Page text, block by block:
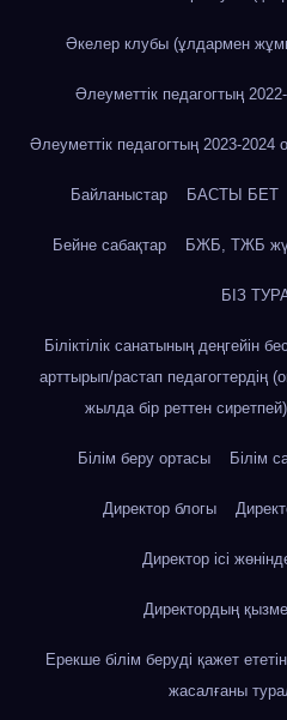
Әкелер клубы (ұлдармен
Әлеуметтік педагогтың
Әлеуметтік педагогтың 2023-
Байланыстар БАСТЫ БЕТ
Бейне сабақтар БЖБ, ТЖБ
БІЗ
Біліктілік санатының деңгейін
арттырып/растап педагогтердің
жылда бір реттен
Білім беру ортасы Білім
Директор блогы
Директор ісі
Директордың
Ерекше білім беруді қажет
жасалғаны